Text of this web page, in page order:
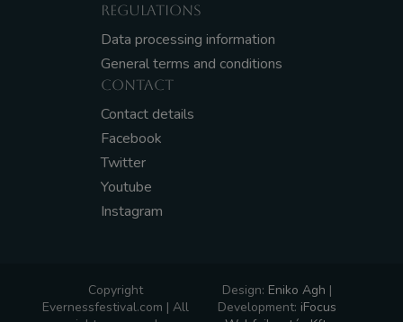
REGULATIONS
Data processing information
General terms and conditions
CONTACT
Contact details
Facebook
Twitter
Youtube
Instagram
Copyright
Evernessfestival.com | All
Design: Eniko Agh |
Development: iFocus